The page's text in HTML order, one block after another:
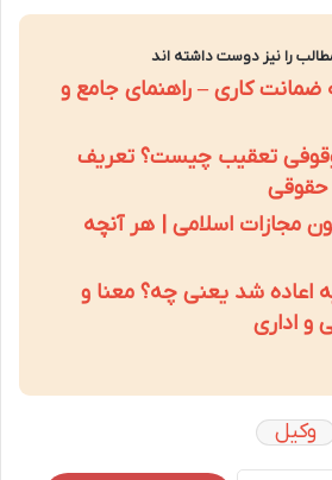
را نیز دوست داشته اند
کاری – راهنمای جامع و
تعقیب چیست؟ تعریف
حقوقی
۵۸۲ قانون مجازات اسلامی | هر آنچه
اعاده شد یعنی چه؟ معنا و
و اداری
وکیل